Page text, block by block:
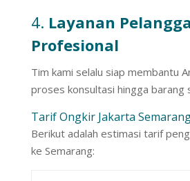
4. Layanan
Profesional
Tim kami selalu siap membantu
proses konsultasi hingga barang
Tarif Ongkir Jakarta
Berikut adalah estimasi tarif
ke Semarang: